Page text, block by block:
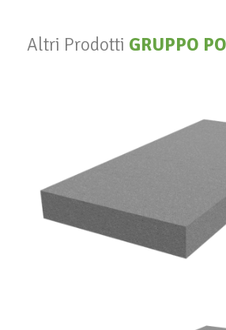
Altri Prodotti GRUPPO
EPS NeoB 031